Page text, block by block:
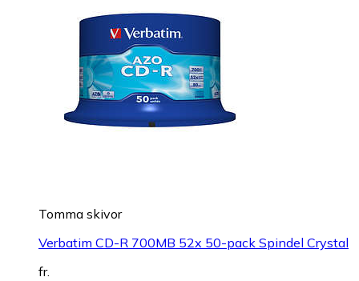
Tomma skivor
Verbatim CD-R 700MB 52x 50-pack Spindel Crystal
fr.